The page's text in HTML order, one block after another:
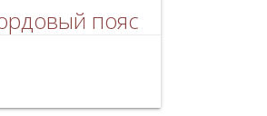
пояс
крайка.